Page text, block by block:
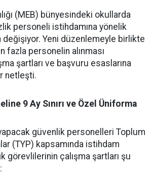
(MEB) bünyesindeki okullarda
personeli istihdamına yönelik
Yeni düzenlemeyle birlikte
fazla personelin alınması
şartları ve başvuru esaslarına
netleşti.
9 Ay Sınırı ve Özel Üniforma
güvenlik personelleri Toplum
(TYP) kapsamında istihdam
görevlilerinin çalışma şartları şu